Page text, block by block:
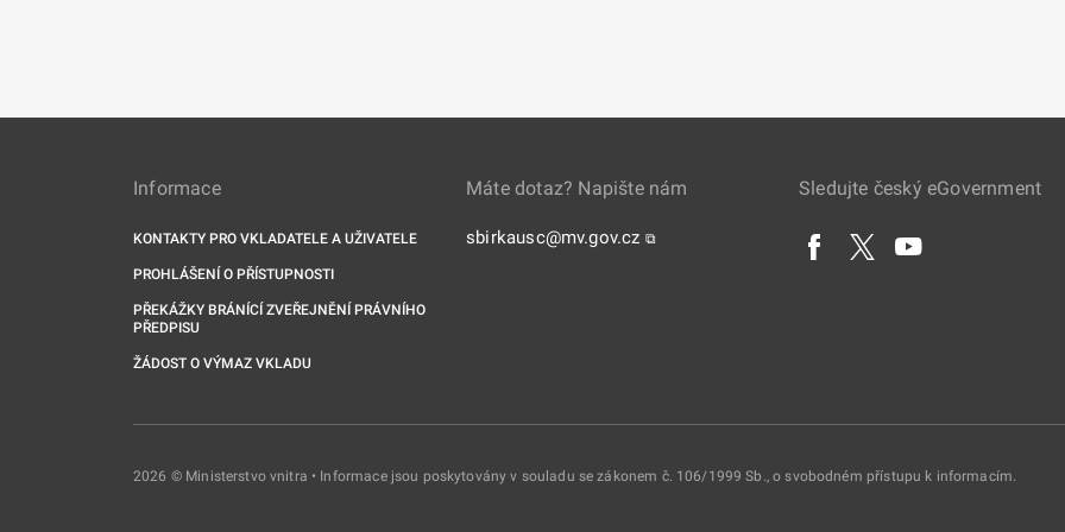
Informace
KONTAKTY PRO VKLADATELE A UŽIVATELE
PROHLÁŠENÍ O PŘÍSTUPNOSTI
PŘEKÁŽKY BRÁNÍCÍ ZVEŘEJNĚNÍ PRÁVNÍHO
PŘEDPISU
ŽÁDOST O VÝMAZ VKLADU
Máte dotaz? Napište nám
sbirkausc@mv.gov.cz ⧉
Sledujte český eGovernment
2026 © Ministerstvo vnitra • Informace jsou poskytovány v souladu se zákonem č. 106/1999 Sb., o svobodném přístupu k informacím.